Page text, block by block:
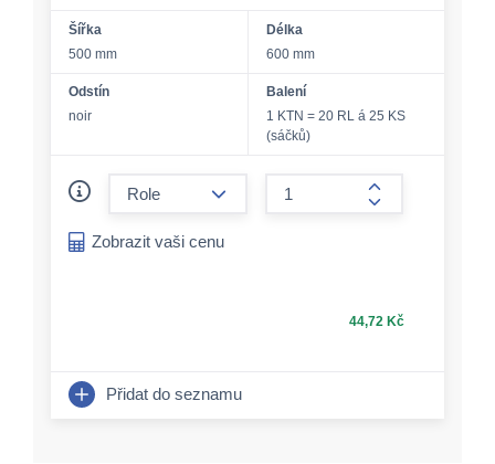
Šířka
500 mm
Délka
600 mm
Odstín
noir
Balení
1 KTN = 20 RL á 25 KS
(sáčků)
form.increase-
Zobrazit vaši cenu
44,72 Kč
Přidat do seznamu